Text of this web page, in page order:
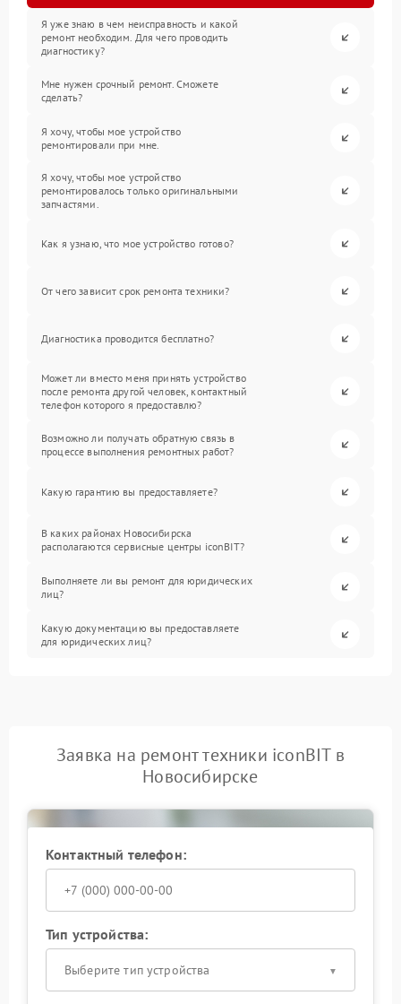
Я уже знаю в чем неисправность и какой
ремонт необходим. Для чего проводить
диагностику?
Мне нужен срочный ремонт. Сможете
сделать?
Я хочу, чтобы мое устройство
ремонтировали при мне.
Я хочу, чтобы мое устройство
ремонтировалось только оригинальными
запчастями.
Как я узнаю, что мое устройство готово?
От чего зависит срок ремонта техники?
Диагностика проводится бесплатно?
Может ли вместо меня принять устройство
после ремонта другой человек, контактный
телефон которого я предоставлю?
Возможно ли получать обратную связь в
процессе выполнения ремонтных работ?
Какую гарантию вы предоставляете?
В каких районах Новосибирска
располагаются сервисные центры iconBIT?
Выполняете ли вы ремонт для юридических
лиц?
Какую документацию вы предоставляете
для юридических лиц?
Заявка на ремонт техники iconBIT в
Новосибирске
Контактный телефон:
Тип устройства:
Выберите тип устройства